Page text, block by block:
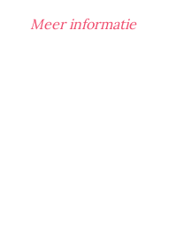
Meer informatie